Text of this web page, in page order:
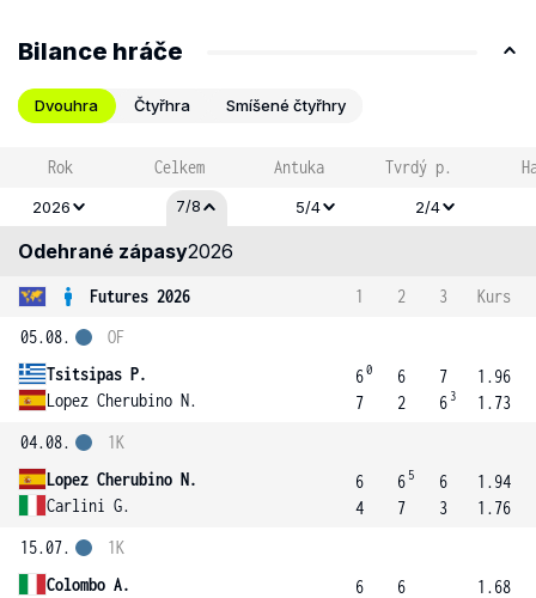
Bilance hráče
Dvouhra Čtyřhra Smíšené čtyřhry
Rok Celkem Antuka Tvrdý p.
2026 7/8 5/4 2/4
Odehrané zápasy2026
Futures 2026 1 2 3
Kurs
05.08.
Tsitsipas P.
Lopez Cherubino N.
OF
60
7
6
2
7
6 3
1.96
1.73
04.08.
Lopez Cherubino N.
Carlini G.
1K
6
4
6 5
7
6
3
1.94
1.76
15.07.
Colombo A.
1K
6
6
1.68